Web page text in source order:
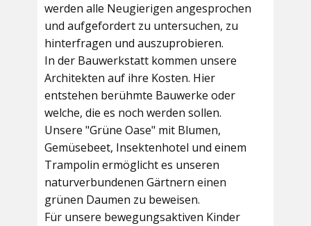
werden alle Neugierigen angesprochen
und aufgefordert zu untersuchen, zu
hinterfragen und auszuprobieren.
In der Bauwerkstatt kommen unsere
Architekten auf ihre Kosten. Hier
entstehen berühmte Bauwerke oder
welche, die es noch werden sollen.
Unsere "Grüne Oase" mit Blumen,
Gemüsebeet, Insektenhotel und einem
Trampolin ermöglicht es unseren
naturverbundenen Gärtnern einen
grünen Daumen zu beweisen.
Für unsere bewegungsaktiven Kinder